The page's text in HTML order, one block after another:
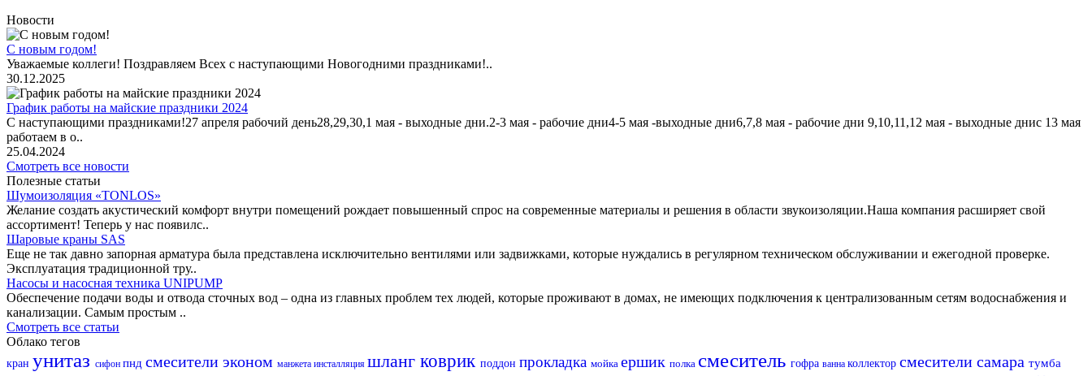
Новости
С новым годом!
Уважаемые коллеги! Поздравляем Всех с наступающими Новогодними праздниками!..
30.12.2025
График работы на майские праздники 2024
С наступающими праздниками!27 апреля рабочий день28,29,30,1 мая - выходные дни.2-3 мая - рабочие дни4-5 мая -выходные дни6,7,8 мая - рабочие дни 9,10,11,12 мая - выходные днис 13 мая
работаем в о..
25.04.2024
Смотреть все новости
Полезные статьи
Шумоизоляция «TONLOS»
Желание создать акустический комфорт внутри помещений рождает повышенный спрос на современные материалы и решения в области звукоизоляции.Наша компания расширяет свой
ассортимент! Теперь у нас появилс..
Шаровые краны SAS
Еще не так давно запорная арматура была представлена исключительно вентилями или задвижками, которые нуждались в регулярном техническом обслуживании и ежегодной проверке.
Эксплуатация традиционной тру..
Насосы и насосная техника UNIPUMP
Обеспечение подачи воды и отвода сточных вод – одна из главных проблем тех людей, которые проживают в домах, не имеющих подключения к централизованным сетям водоснабжения и
канализации. Самым простым ..
Смотреть все статьи
Облако тегов
кран унитаз сифон пнд смесители эконом манжета инсталляция шланг коврик поддон прокладка мойка ершик полка смеситель гофра ванна коллектор смесители самара тумба